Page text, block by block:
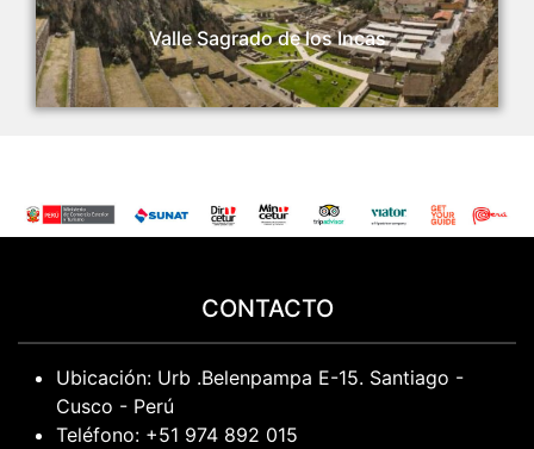
Valle Sagrado de los Incas
CONTACTO
Ubicación: Urb .Belenpampa E-15. Santiago -
Cusco - Perú
Teléfono: +51 974 892 015